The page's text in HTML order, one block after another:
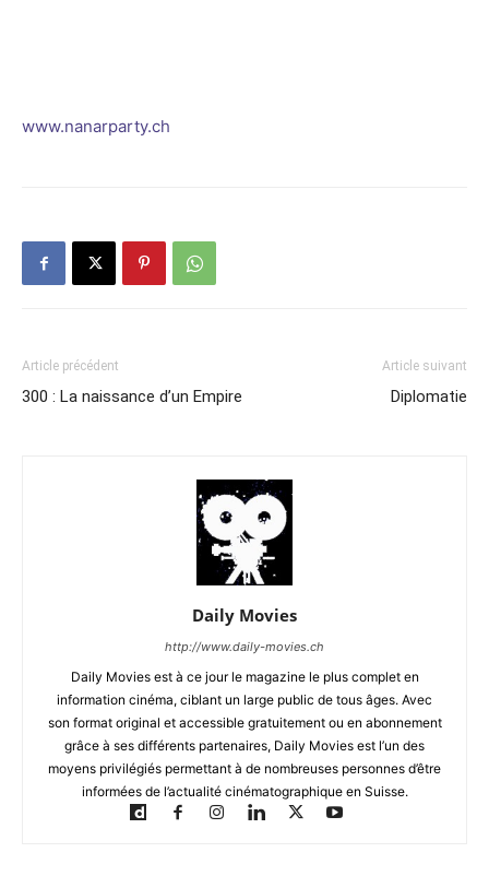
www.nanarparty.ch
Article précédent
300 : La naissance d’un Empire
Article suivant
Diplomatie
Daily Movies
http://www.daily-movies.ch
Daily Movies est à ce jour le magazine le plus complet en
information cinéma, ciblant un large public de tous âges. Avec
son format original et accessible gratuitement ou en abonnement
grâce à ses différents partenaires, Daily Movies est l’un des
moyens privilégiés permettant à de nombreuses personnes d’être
informées de l’actualité cinématographique en Suisse.